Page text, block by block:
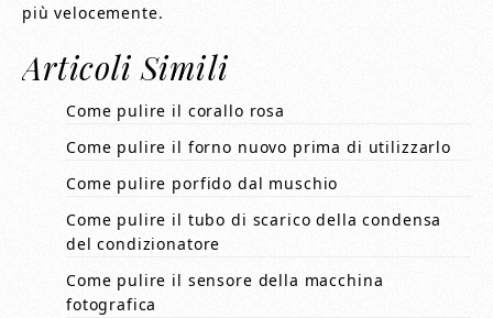
più velocemente.
Articoli Simili
Come pulire il corallo rosa​​
Come pulire il forno nuovo prima di utilizzarlo​​
Come pulire porfido dal muschio​​
Come pulire il tubo di scarico della condensa
del condizionatore​​
Come pulire il sensore della macchina
fotografica​